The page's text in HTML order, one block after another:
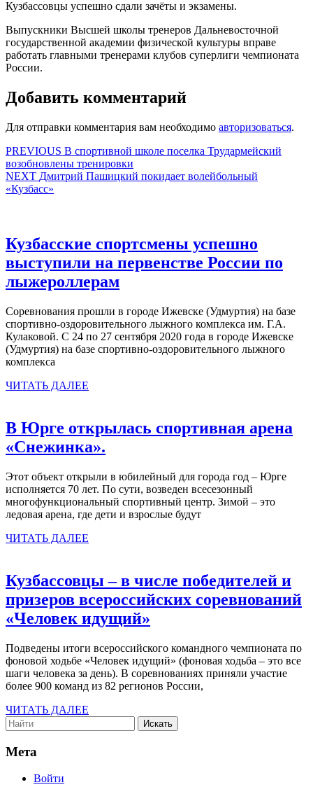
Кузбассовцы успешно сдали зачёты и экзамены.
Выпускники Высшей школы тренеров Дальневосточной
государственной академии физической культуры вправе
работать главными тренерами клубов суперлиги чемпионата
России.
Добавить комментарий
Для отправки комментария вам необходимо авторизоваться.
Навигация
по
записям
PREVIOUS Предыдущая
запись:
В спортивной школе поселка Трудармейский
возобновлены тренировки
NEXT Следующая
запись:
Дмитрий Пашицкий покидает волейбольный
«Кузбасс»
Кузбасские спортсмены успешно
выступили на первенстве России по
лыжероллерамКузбасские
успешно
выступили
на
лыжероллерам
Соревнования прошли в городе Ижевске (Удмуртия) на базе
спортивно-оздоровительного лыжного комплекса им. Г.А.
Кулаковой. С 24 по 27 сентября 2020 года в городе Ижевске
(Удмуртия) на базе спортивно-оздоровительного лыжного
комплекса
ЧИТАТЬ ДАЛЕЕ
В Юрге открылась спортивная арена
«Снежинка».
открылась
спортивная
арена
Этот объект открыли в юбилейный для города год – Юрге
исполняется 70 лет. По сути, возведен всесезонный
многофункциональный спортивный центр. Зимой – это
ледовая арена, где дети и взрослые будут
ЧИТАТЬ ДАЛЕЕ
Кузбассовцы – в числе победителей и
призеров всероссийских соревнований
«Человек идущий»
в
числе
победителей
и
призеров
Подведены итоги всероссийского командного чемпионата по
фоновой ходьбе «Человек идущий» (фоновая ходьба – это все
шаги человека за день). В соревнованиях приняли участие
более 900 команд из 82 регионов России,
ЧИТАТЬ ДАЛЕЕ
Search
for:
Мета
Войти